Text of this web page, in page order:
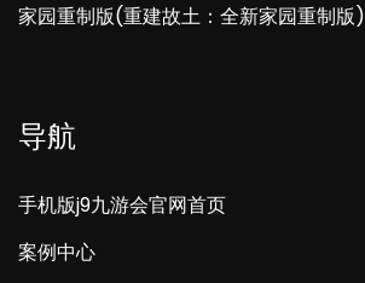
家园重制版(重建故土：全新家园重制版)
导航
手机版j9九游会官网首页
案例中心